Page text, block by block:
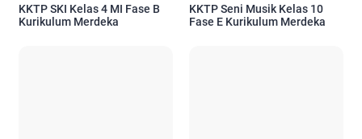
KKTP SKI Kelas 4 MI Fase B
Kurikulum Merdeka
KKTP Seni Musik Kelas 10
Fase E Kurikulum Merdeka